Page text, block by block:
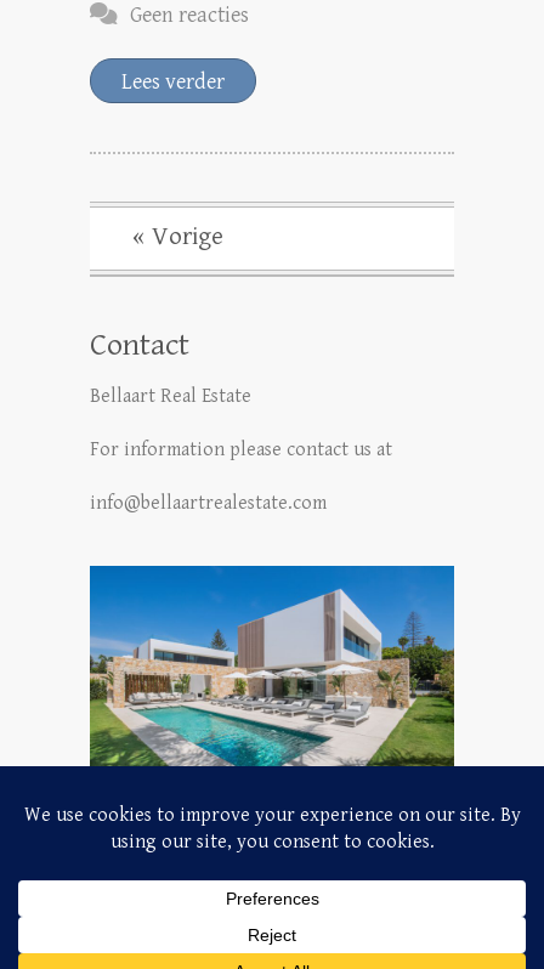
Geen reacties
Lees verder
« Vorige
Contact
Bellaart Real Estate
For information please contact us at
info@bellaartrealestate.com
Theme Horse| Met de hulp van: